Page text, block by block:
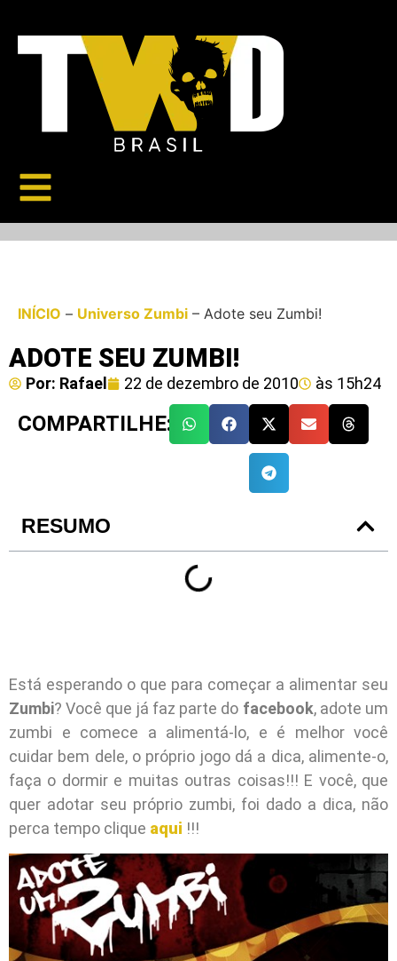
INÍCIO – Universo Zumbi – Adote seu Zumbi!
ADOTE SEU ZUMBI!
Por: Rafael 22 de dezembro de 2010 às 15h24
COMPARTILHE:
RESUMO
Está esperando o que para começar a alimentar seu
Zumbi? Você que já faz parte do facebook, adote um
zumbi e comece a alimentá-lo, e é melhor você
cuidar bem dele, o próprio jogo dá a dica, alimente-o,
faça o dormir e muitas outras coisas!!! E você, que
quer adotar seu próprio zumbi, foi dado a dica, não
perca tempo clique aqui !!!